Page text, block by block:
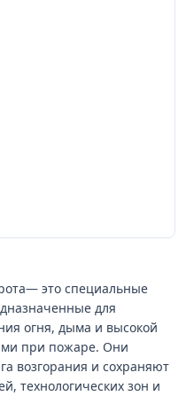
это специальные
для
огня, дыма и высокой
при пожаре. Они
возгорания и сохраняют
технологических зон и